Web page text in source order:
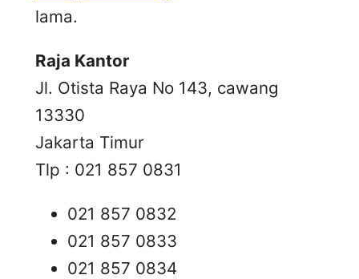
lama.
Raja Kantor
Jl. Otista Raya No 143, cawang
13330
Jakarta Timur
Tlp : 021 857 0831
021 857 0832
021 857 0833
021 857 0834